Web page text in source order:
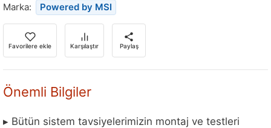
Marka:
Powered by MSI
Favorilere ekle Karşılaştır Paylaş
Önemli Bilgiler
▸ Bütün sistem tavsiyelerimizin montaj ve testleri